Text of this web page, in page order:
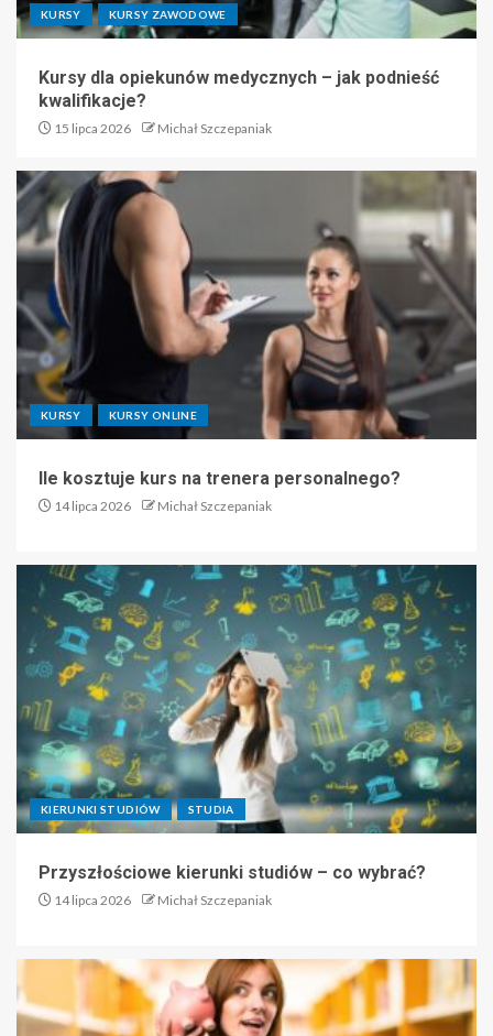
KURSY KURSY ZAWODOWE
Kursy dla opiekunów medycznych – jak podnieść
kwalifikacje?
15 lipca 2026 Michał Szczepaniak
KURSY KURSY ONLINE
Ile kosztuje kurs na trenera personalnego?
14 lipca 2026 Michał Szczepaniak
KIERUNKI STUDIÓW STUDIA
Przyszłościowe kierunki studiów – co wybrać?
14 lipca 2026 Michał Szczepaniak